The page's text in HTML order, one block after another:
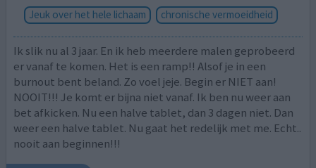
Jeuk over het hele lichaam
chronische vermoeidheid
Ik slik nu al 3 jaar. En ik heb meerdere malen geprobeerd
er vanaf te komen. Het is een ramp!! Alsof je in een
burnout bent beland. Zo voel jeje. Begin er NIET aan!
NOOIT!!! Je komt er bijna niet vanaf. Ik ben nu weer aan
bet afkicken. Nu een halve tablet, dan 3 dagen niet. Dan
weer een halve tablet. Nu gaat het redelijk met me. Echt..
nooit aan beginnen!!!